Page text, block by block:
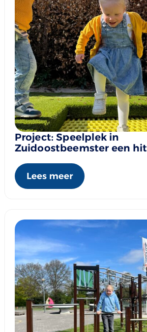
Project: Speelplek in
Zuidoostbeemster een hit
Lees meer